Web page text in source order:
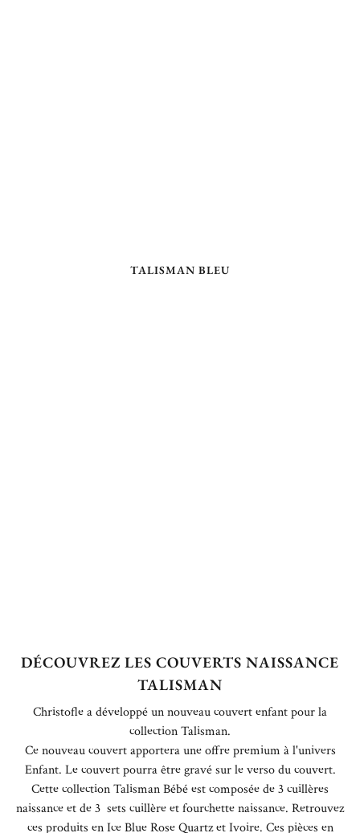
TALISMAN BLEU
DÉCOUVREZ LES COUVERTS NAISSANCE
TALISMAN
Christofle a développé un nouveau couvert enfant pour la
collection Talisman.
Ce nouveau couvert apportera une offre premium à l'univers
Enfant. Le couvert pourra être gravé sur le verso du couvert.
Cette collection Talisman Bébé est composée de 3 cuillères
naissance et de 3 sets cuillère et fourchette naissance. Retrouvez
ces produits en Ice Blue Rose Quartz et Ivoire. Ces pièces en